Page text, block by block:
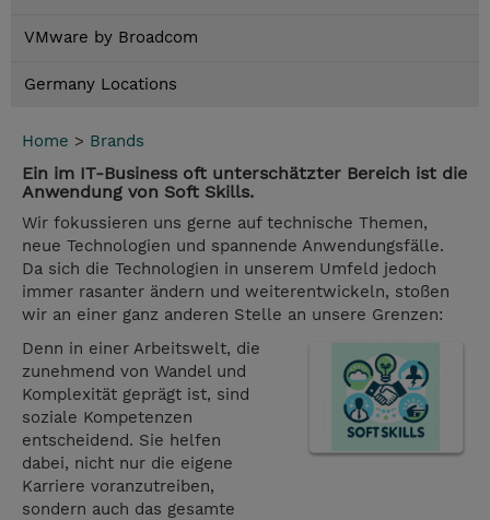
VMware by Broadcom
Germany Locations
Home > Brands
Ein im IT-Business oft unterschätzter Bereich ist die
Anwendung von Soft Skills.
Wir fokussieren uns gerne auf technische Themen,
neue Technologien und spannende Anwendungsfälle.
Da sich die Technologien in unserem Umfeld jedoch
immer rasanter ändern und weiterentwickeln, stoßen
wir an einer ganz anderen Stelle an unsere Grenzen:
Denn in einer Arbeitswelt, die
zunehmend von Wandel und
Komplexität geprägt ist, sind
soziale Kompetenzen
entscheidend. Sie helfen
dabei, nicht nur die eigene
Karriere voranzutreiben,
sondern auch das gesamte